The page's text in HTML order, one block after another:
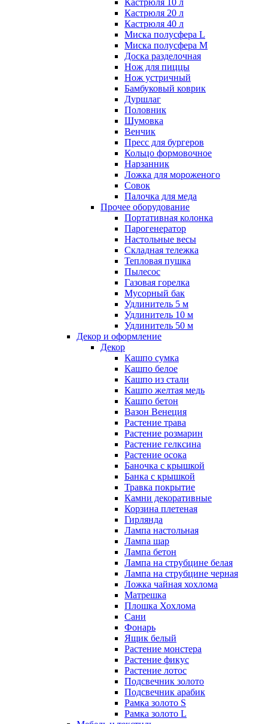
Кастрюля 10 л
Кастрюля 20 л
Кастрюля 40 л
Миска полусфера L
Миска полусфера M
Доска разделочная
Нож для пиццы
Нож устричный
Бамбуковый коврик
Дуршлаг
Половник
Шумовка
Венчик
Пресс для бургеров
Кольцо формовочное
Нарзанник
Ложка для мороженого
Совок
Палочка для меда
Прочее оборудование
Портативная колонка
Парогенератор
Настольные весы
Складная тележка
Тепловая пушка
Пылесос
Газовая горелка
Мусорный бак
Удлинитель 5 м
Удлинитель 10 м
Удлинитель 50 м
Декор и оформление
Декор
Кашпо сумка
Кашпо белое
Кашпо из стали
Кашпо желтая медь
Кашпо бетон
Вазон Венеция
Растение трава
Растение розмарин
Растение гелксина
Растение осока
Баночка с крышкой
Банка с крышкой
Травка покрытие
Камни декоративные
Корзина плетеная
Гирлянда
Лампа настольная
Лампа шар
Лампа бетон
Лампа на струбцине белая
Лампа на струбцине черная
Ложка чайная хохлома
Матрешка
Плошка Хохлома
Сани
Фонарь
Ящик белый
Растение монстера
Растение фикус
Растение лотос
Подсвечник золото
Подсвечник арабик
Рамка золото S
Рамка золото L